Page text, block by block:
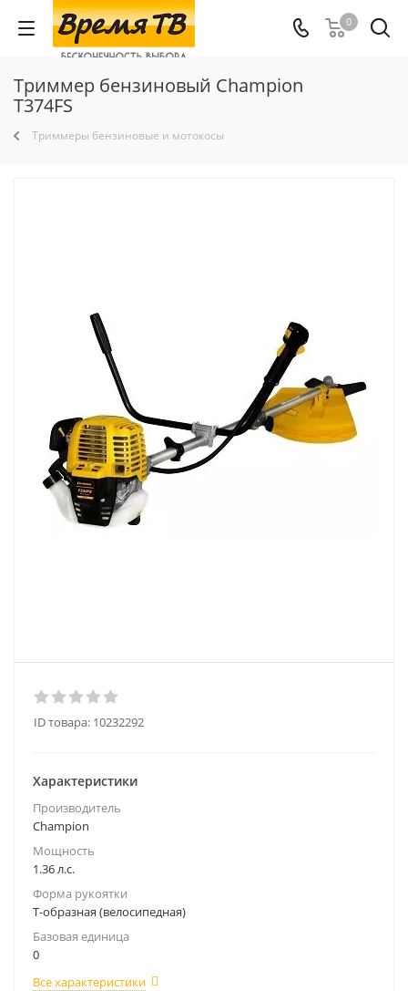
0
Триммер бензиновый Champion
Т374FS
Триммеры бензиновые и мотокосы
ID товара: 10232292
Характеристики
Производитель
Champion
Мощность
1.36 л.с.
Форма рукоятки
Т-образная (велосипедная)
Базовая единица
0
Все характеристики